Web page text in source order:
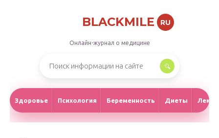
BLACKMILE RU
Онлайн-журнал о медицине
Здоровье Психология Беременность Диеты